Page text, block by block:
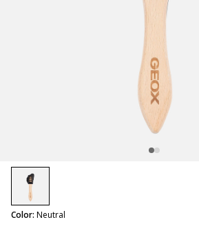
Color: Neutral
selected